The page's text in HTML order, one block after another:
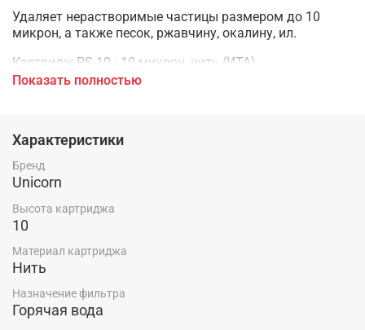
Удаляет нерастворимые частицы размером до 10
микрон, а также песок, ржавчину, окалину, ил.
Картридж PS-10 - 10 микрон, нить (ИТА)
Микронность 10
Ступень 1
Состав Пневмотекстурированная полипропиленовая
нить встречной скрутки
Ресурс до 10 тыс.л
Раб.температура +2°C+90°C
Показать полностью
Характеристики
Бренд
Unicorn
Высота картриджа
10
Материал картриджа
Нить
Назначение фильтра
Горячая вода